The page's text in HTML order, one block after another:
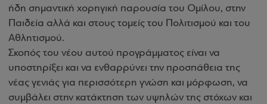
ήδη σημαντική χορηγική παρουσία του Ομίλου, στην
Παιδεία αλλά και στους τομείς του Πολιτισμού και του
Αθλητισμού.
Σκοπός του νέου αυτού προγράμματος είναι να
υποστηρίξει και να ενθαρρύνει την προσπάθεια της
νέας γενιάς για περισσότερη γνώση και μόρφωση, να
συμβάλει στην κατάκτηση των υψηλών της στόχων και